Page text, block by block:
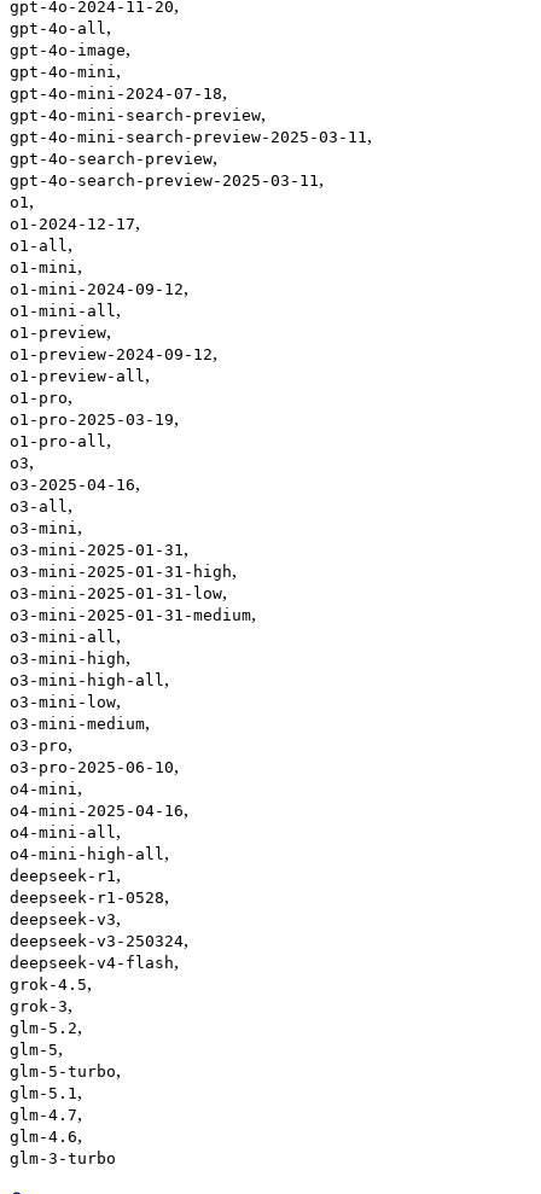
gpt-4o-2024-11-20,
gpt-4o-all ,
gpt-4o-image,
gpt-4o-mini ,
gpt-4o-mini-2024-07-18,
gpt-4o-mini-search-preview,
gpt-4o-mini-search-preview-2025-03-11 ,
gpt-4o-search-preview,
gpt-4o-search-preview-2025-03-11 ,
o1 ,
o1-2024-12-17,
o1-all ,
o1-mini ,
o1-mini-2024-09-12,
o1-mini-all ,
o1-preview,
o1-preview-2024-09-12,
o1-preview-all ,
o1-pro,
o1-pro-2025-03-19,
o1-pro-all ,
o3,
o3-2025-04-16,
o3-all ,
o3-mini ,
o3-mini-2025-01-31 ,
o3-mini-2025-01-31-high,
o3-mini-2025-01-31-low,
o3-mini-2025-01-31-medium,
o3-mini-all ,
o3-mini-high,
o3-mini-high-all ,
o3-mini-low,
o3-mini-medium,
o3-pro,
o3-pro-2025-06-10,
o4-mini ,
o4-mini-2025-04-16,
o4-mini-all ,
o4-mini-high-all ,
deepseek-r1 ,
deepseek-r1-0528,
deepseek-v3,
deepseek-v3-250324,
deepseek-v4-flash,
grok-4.5,
grok-3,
glm-5.2,
glm-5,
glm-5-turbo,
glm-5.1 ,
glm-4.7,
glm-4.6,
glm-3-turbo